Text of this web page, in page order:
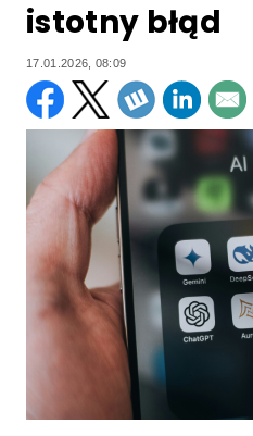
istotny błąd
17.01.2026, 08:09